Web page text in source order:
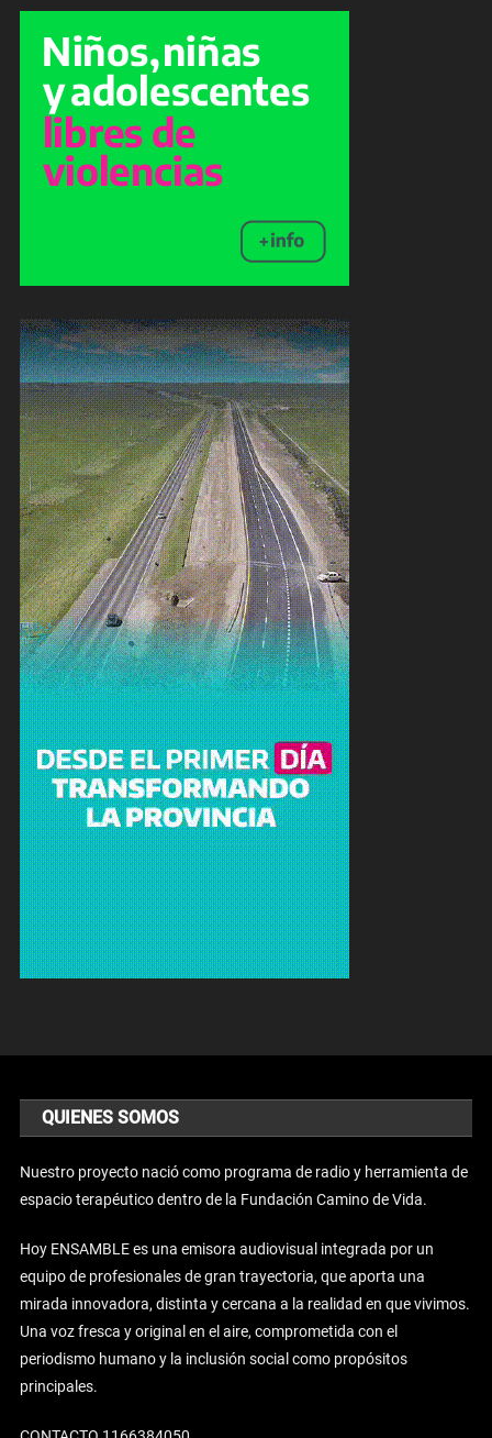
QUIENES SOMOS
Nuestro proyecto nació como programa de radio y herramienta de
espacio terapéutico dentro de la Fundación Camino de Vida.
Hoy ENSAMBLE es una emisora audiovisual integrada por un
equipo de profesionales de gran trayectoria, que aporta una
mirada innovadora, distinta y cercana a la realidad en que vivimos.
Una voz fresca y original en el aire, comprometida con el
periodismo humano y la inclusión social como propósitos
principales.